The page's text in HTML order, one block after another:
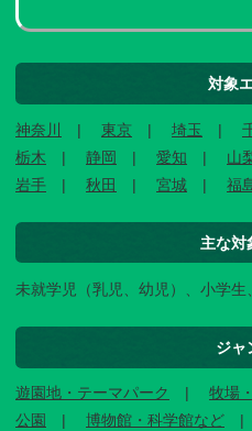
対象
神奈川 東京 埼玉
栃木
静岡 愛知 山
岩手
秋田 宮城 福
主な対
未就学児（乳児、幼児）、小学生
ジャ
遊園地・テーマパーク 牧場
公園
博物館・科学館など